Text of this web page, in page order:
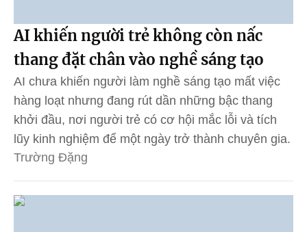
AI khiến người trẻ không còn nấc
thang đặt chân vào nghề sáng tạo
AI chưa khiến người làm nghề sáng tạo mất việc
hàng loạt nhưng đang rút dần những bậc thang
khởi đầu, nơi người trẻ có cơ hội mắc lỗi và tích
lũy kinh nghiệm để một ngày trở thành chuyên gia.
Trường Đặng